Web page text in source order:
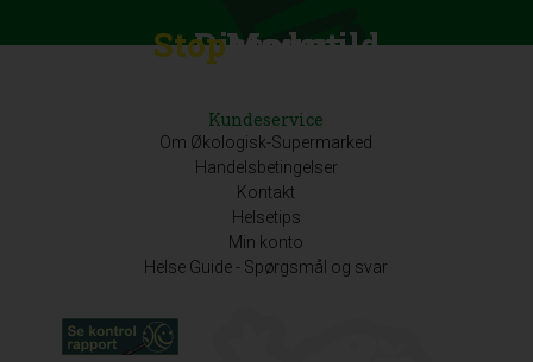
Discount
StopMadspild
Kundeservice
Om Økologisk-Supermarked
Handelsbetingelser
Kontakt
Helsetips
Min konto
Helse Guide - Spørgsmål og svar